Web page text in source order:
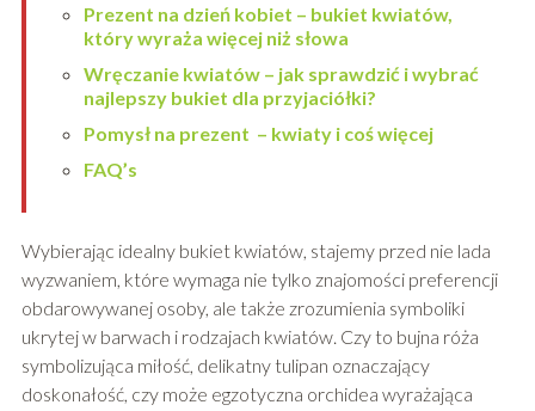
Prezent na dzień kobiet – bukiet kwiatów,
który wyraża więcej niż słowa
Wręczanie kwiatów – jak sprawdzić i wybrać
najlepszy bukiet dla przyjaciółki?
Pomysł na prezent – kwiaty i coś więcej
FAQ’s
Wybierając idealny bukiet kwiatów, stajemy przed nie lada
wyzwaniem, które wymaga nie tylko znajomości preferencji
obdarowywanej osoby, ale także zrozumienia symboliki
ukrytej w barwach i rodzajach kwiatów. Czy to bujna róża
symbolizująca miłość, delikatny tulipan oznaczający
doskonałość, czy może egzotyczna orchidea wyrażająca